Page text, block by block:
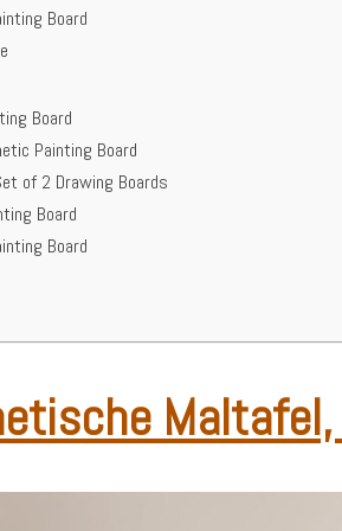
Board
Board
Painting Board
of 2 Drawing Boards
Board
Board